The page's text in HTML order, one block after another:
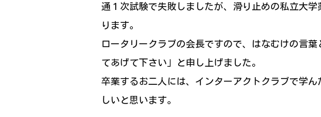
通１次試験で失敗しましたが、滑り止めの私立大
ります。
ロータリークラブの会長ですので、はなむけの言
てあげて下さい」と申し上げました。
卒業するお二人には、インターアクトクラブで学
しいと思います。